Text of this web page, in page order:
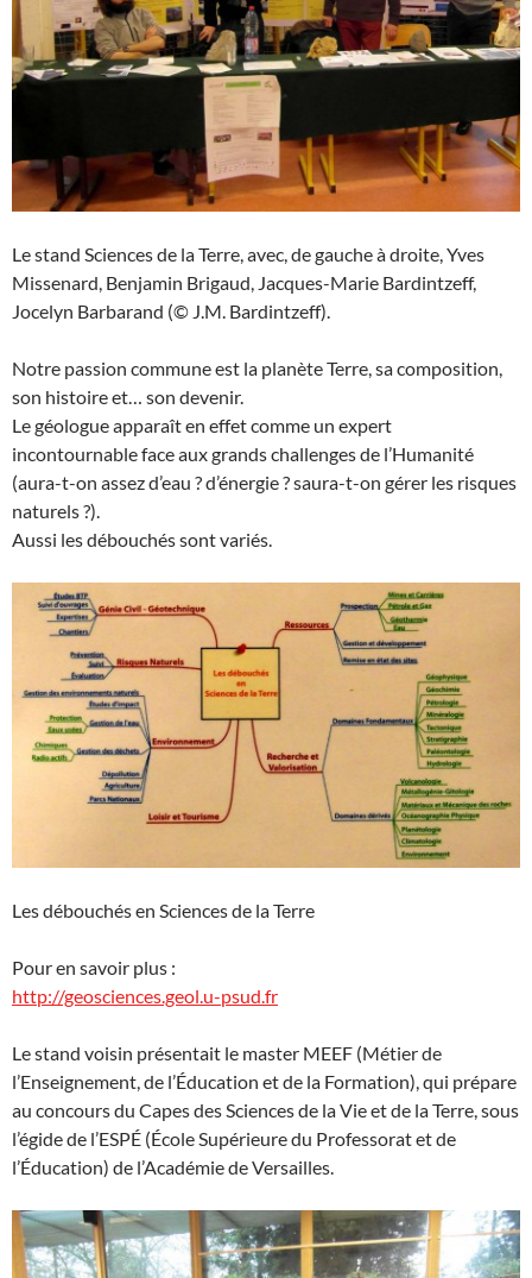
Le stand Sciences de la Terre, avec, de gauche à droite, Yves
Missenard, Benjamin Brigaud, Jacques-Marie Bardintzeff,
Jocelyn Barbarand (© J.M. Bardintzeff).
Notre passion commune est la planète Terre, sa composition,
son histoire et… son devenir.
Le géologue apparaît en effet comme un expert
incontournable face aux grands challenges de l’Humanité
(aura-t-on assez d’eau ? d’énergie ? saura-t-on gérer les risques
naturels ?).
Aussi les débouchés sont variés.
Les débouchés en Sciences de la Terre
Pour en savoir plus :
http://geosciences.geol.u-psud.fr
Le stand voisin présentait le master MEEF (Métier de
l’Enseignement, de l’Éducation et de la Formation), qui prépare
au concours du Capes des Sciences de la Vie et de la Terre, sous
l’égide de l’ESPÉ (École Supérieure du Professorat et de
l’Éducation) de l’Académie de Versailles.